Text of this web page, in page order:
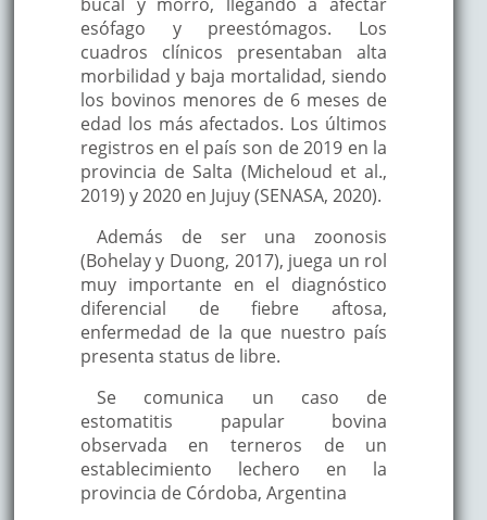
esófago y preestómagos. Los
cuadros clínicos presentaban alta
morbilidad y baja mortalidad, siendo
los bovinos menores de 6 meses de
edad los más afectados. Los últimos
registros en el país son de 2019 en la
provincia de Salta (Micheloud et al.,
2019) y 2020 en Jujuy (SENASA, 2020).
Además de ser una zoonosis
(Bohelay y Duong, 2017), juega un rol
muy importante en el diagnóstico
diferencial de fiebre aftosa,
enfermedad de la que nuestro país
presenta status de libre.
Se comunica un caso de
estomatitis papular bovina
observada en terneros de un
establecimiento lechero en la
provincia de Córdoba, Argentina